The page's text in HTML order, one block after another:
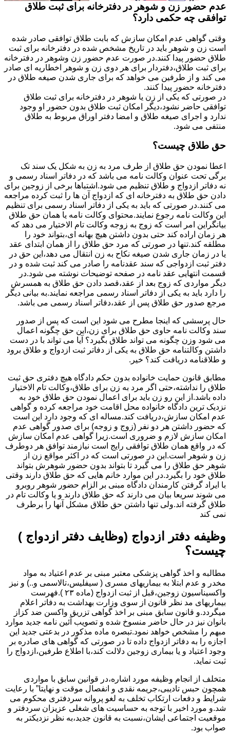
عدم حضور زن و شوهر در دفترخانه برای ثبت طلاق
توافقی چه حکمی دارد؟
وقتی گواهی عدم امکان سازش که بابت طلاق توافقی صادر شده
است زن و شوهر باید در تاریخ مشخص شده در دفترخانه برای ثبت
طلاق حضور پیدا کنند.در صورت عدم حضور زن وشوهر در دفترخانه
برای ثبت طلاق،دفتردار برای هر دوی زن و شوهر اخطاریه ای صادر
می کند و از طرفین می خواهد که برای جاری شدن صیغه طلاق در
دفترخانه حضور پیدا کنند.
در صورتی که یکی از زن یا شوهر در دفترخانه برای ثبت طلاق
توافقی حاضر نشود،دیگر امکان ثبت طلاق بدون حضور او وجود
ندارد و اجرای صیغه طلاق و امضا دفتر اوراق مربوط به طلاق
منتفی می شود.
حق طلاق چیست؟
اعطا نمودن حق طلاق از طرف مرد به زن به شکل یک سند تک
برگی تحت عنوان وکالت نامه می باشد که در دفاتر اسناد رسمی و
نه دفاتر ازدواج و طلاق تنظیم می شود.اشتباها برخی از زوجین برای
دادن حق طلاق به دفترخانه ای که ازدواج آن ها را ثبت کرده مراجعه
می کنند.در صورتی که باید به یکی از دفاتر اسناد رسمی برای تنظیم
این وکالت نامه رجوع نمایند.محتوای وکالت نامه یا همان حق طلاق
بیانگراین امر است که زوج به زوجه وکالت تام الاختیار می دهد که
هر زمان اراده کند حتی بدون داشتن هیچ بهانه ای،بتواند خود را
مطلقه کند.تنها در صورتی که مرد حق طلاق را از همان ابتدای عقد
یا در زمان جاری شدن صیغه نکاح به زن انتقال می دهد،این حق در
دفتر ثبت ازدواجی که سند عقدنامه را صادر می کند ثبت شده و در
قسمت انتهایی عقد نامه در صفحه توضیحات نوشته می شود.در
دیگر مواردی که زوج بعد از عقد،قصد دادن حق طلاق به همسرش
را دارد باید به یکی از دفاتر اسناد رسمی مراجعه نمایند.به بیانی دیگر
مرجع صدور حق طلاق پس از عقد،دفاتر اسناد رسمی می باشد.
حال پرسشی که اینجا مطرح می شود این است که پس از صدور
سند وکالت نامه حاوی حق طلاق برای زن،این حق چگونه اعمال
می شود وزن چگونه می تواند طلاق بگیرد؟ آیا می تواند با در دست
داشتن وکالتنامه حق طلاق به یکی از دفاتر ثبت ازدواج و طلاق برود
و طلاقنامه دریافت کند؟ خیر.
مطابق قانون حمایت خانواده بدون حکم دادگاه هیچ دفتری حق ثبت
طلاق را نداشته،حتی اگر مرد به زن برای طلاق،وکالت تام الاختیار
داده باشد.از این رو زن باید برای اعمال نمودن حق طلاق خود به
نزدیک ترین دادگاه خانواده محل اقامت خود مراجعه کرده و گواهی
عدم امکان سازش،دریافت کند.مساله ای که وجود دارد این است
که حضور داشتن هر دو نفر (زوج و زوجه) برای صدور گواهی عدم
امکان سازش لازم و ضروری است.زیرا گواهی عدم امکان سازش
که در واقع همان طلاق توافقی رایج است نیازمند توافق هر دوطرف
زن و شوهر است.این در صورتی است که در اکثر مواقع زن از
شوهر حق طلاق را می گیرد تا بتواند بدون حضور شوهرش بتواند
طلاق خود را بگیرد.در این موارد خانم هایی که حق طلاق دارند وقتی
با ایراد گرفتن کارمندان دادگاه مبنی بر الزام حضور شوهر روبرو
می شوند سریعا بیان می دارند که حق طلاق دارند و یا وکالت تام در
طلاق گرفته اند.ولی تنها داشتن حق طلاق مشکل آنها را برطرف
نمی کند
وظیفه دفتر ازدواج (وظایف دفتر ازدواج )
چیست؟
مطالبه و اخذ گواهی پزشکی معتبر مبنی بر عدم اعتیاد به مواد
مخدر و عدم ابتلا به بیماریهای مسری ( سیفلیس،تالاسمی و..) و نیز
واکسیناسیون زوجین،قبل از ثبت ازدواج (ماده ۲۳ ).فهرست
بیماریهای مد نظر قانون از سوی وزارت بهداشت به دفاتر اعلام
میگردد.و قانون سابق مبنی بر اخذ گواهی تزریق واکسن ضد کزاز
بانوان نیز در حال حاضر منسوخ شده و تصویب آئین نامه جدید موارد
مبهم را مشخص خواهد نمود.تبصره ماده مذکور در بدعتی جدید این
اجازه را به دفاتر ازدواج داده تا در صورتی که گواهی های صادره بر
وجود اعتیاد و یا بیماری زوجین دلالت کند،با اطلاع طرفین،ازدواج را
ثبت نماید.
متخلف از انجام وظیفه مورد اشاره،در قوانین سابق با مواردی
همچون حبس تادیبی،جریمه نقدی و انفصال موقت و نهایتا” با رعایت
شرایط و دفعات ارتکاب تخلف به لغو پروانه سردفتری محکوم می
شد.و مورد اخیر با توجه به حساسیت های شغلی عزیزان سردفتر و
موقعیت اجتماعی ایشان،نسبت به قانون جدید،به نظر نزدیکتر به
صواب بود.